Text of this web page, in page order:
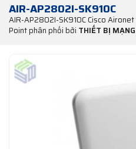
AIR-AP2802I-SK910C
AIR-AP2802I-SK910C Cisco
Point phân phối bởi THIẾT BỊ